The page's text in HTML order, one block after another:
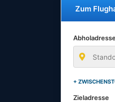
Zum
+
Zieladresse